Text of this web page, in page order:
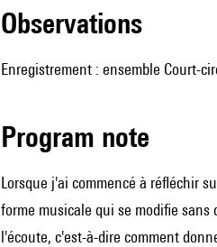
observations
Enregistrement : ensemble Court-
Program note
Lorsque j'ai commencé à réfléchir
forme musicale qui se modifie
l'écoute, c'est-à-dire comment